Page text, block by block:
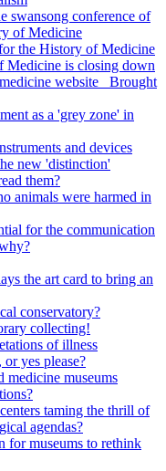
swansong conference of
of Medicine
the History of Medicine
Medicine is closing down
website _Brought
as a 'grey zone' in
and devices
new 'distinction'
them?
animals were harmed in
for the communication
the art card to bring an
conservatory?
collecting!
of illness
yes please?
medicine museums
taming the thrill of
agendas?
for museums to rethink